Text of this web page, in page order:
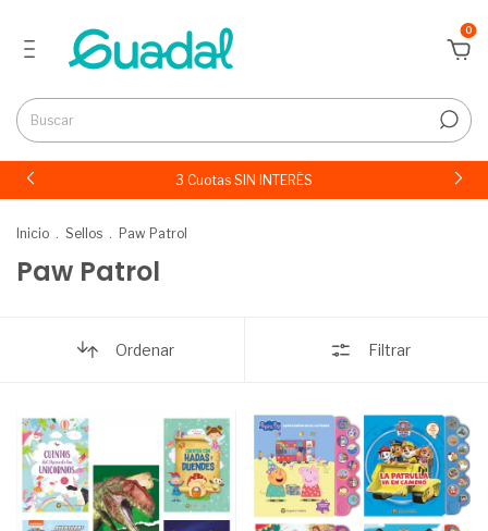
0
3 Cuotas SIN INTERÉS
Inicio . Sellos . Paw Patrol
Paw Patrol
Ordenar Filtrar